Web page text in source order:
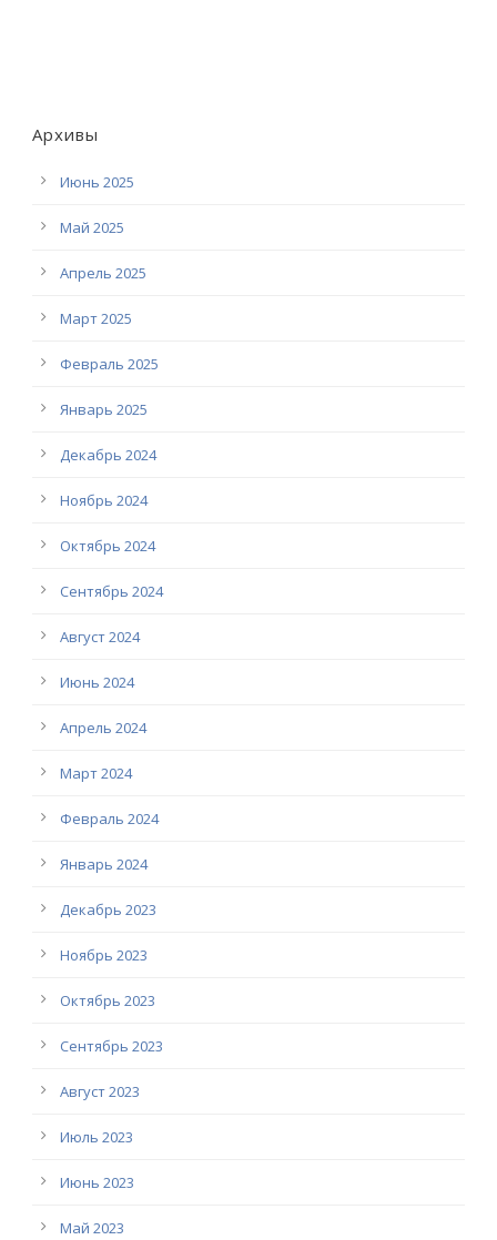
Архивы
Июнь 2025
Май 2025
Апрель 2025
Март 2025
Февраль 2025
Январь 2025
Декабрь 2024
Ноябрь 2024
Октябрь 2024
Сентябрь 2024
Август 2024
Июнь 2024
Апрель 2024
Март 2024
Февраль 2024
Январь 2024
Декабрь 2023
Ноябрь 2023
Октябрь 2023
Сентябрь 2023
Август 2023
Июль 2023
Июнь 2023
Май 2023